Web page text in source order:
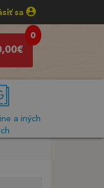
sa
0
€
a iných